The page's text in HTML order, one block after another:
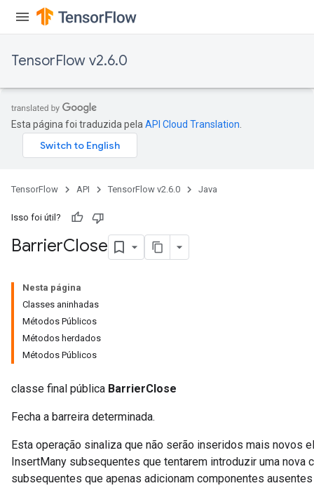
TensorFlow v2.6.0
Esta página foi traduzida pela API Cloud Translation
TensorFlow API TensorFlow v2.6.0 Java
Isso foi útil?
BarrierClose
Nesta página
Classes aninhadas
Métodos Públicos
Métodos herdados
Métodos Públicos
classe final pública BarrierClose
Fecha a barreira determinada.
Esta operação sinaliza que não serão inseridos mais novos
InsertMany subsequentes que tentarem introduzir uma nova
subsequentes que apenas adicionam componentes